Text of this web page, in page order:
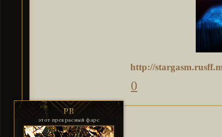
http://
0
PR
этот прекрасный фарс